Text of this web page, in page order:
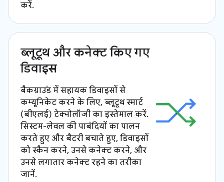
करें.
ब्लूटूथ और कनेक्ट किए गए
डिवाइस
बैकग्राउंड में सहायक डिवाइसों से
कम्यूनिकेट करने के लिए, ब्लूटूथ स्मार्ट
(बीएलई) टेक्नोलॉजी का इस्तेमाल करें.
सिस्टम-लेवल की पाबंदियों का पालन
करते हुए और बैटरी बचाते हुए, डिवाइसों
को स्कैन करने, उनसे कनेक्ट करने, और
उनसे लगातार कनेक्ट रहने का तरीका
जानें.